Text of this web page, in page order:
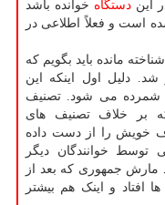
این دستگاه خوانده باشد
است و فعلاً اطلاعی در
مانده باید بگویم که
دلیل اول اینکه این
شمرده می شود. تصنیف
بر خلاف تصنیف های
خویش را از دست داده
خوانندگان دیگر
مارش جمهوری که بعد از
و اینک هم بیشتر